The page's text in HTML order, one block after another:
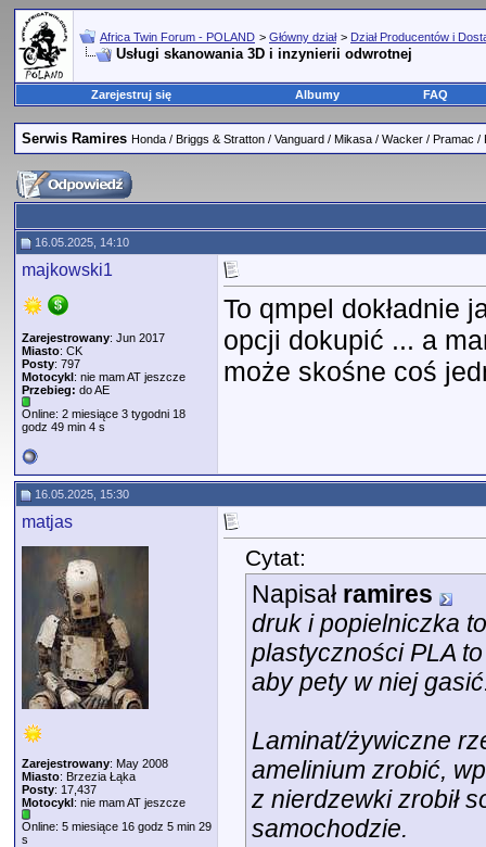
Africa Twin Forum - POLAND > Główny dział > Dział Producentów i
Usługi skanowania 3D i inzynierii odwrotnej
Zarejestruj się Albumy FAQ
Serwis Ramires Honda / Briggs & Stratton / Vanguard / Mikasa / Wacker / Pramac /
16.05.2025, 14:10
majkowski1
Zarejestrowany: Jun 2017
Miasto: CK
Posty: 797
Motocykl: nie mam AT jeszcze
Przebieg: do AE
Online: 2 miesiące 3 tygodni 18
godz 49 min 4 s
To qmpel dokładnie
opcji dokupić ... a
może skośne coś
16.05.2025, 15:30
matjas
Zarejestrowany: May 2008
Miasto: Brzezia Łąka
Posty: 17,437
Motocykl: nie mam AT jeszcze
Online: 5 miesiące 16 godz 5 min 29
s
Cytat:
Napisał ramires
druk i popielniczka
plastyczności PLA
aby pety w niej
Laminat/żywiczne
amelinium zrobić,
z nierdzewki zrobił
samochodzie.